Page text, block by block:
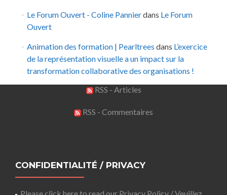
Le Forum Ouvert - Coline Pannierdans Le Forum
Ouvert
Animation des formation | Pearltrees dans L’exercice
de la représentation visuelle a un impact sur la
transformation collaborative des organisations !
RSS - Articles
RSS - Commentaires
CONFIDENTIALITÉ / PRIVACY